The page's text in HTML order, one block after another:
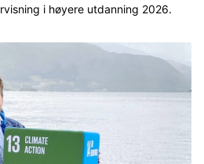
i høyere utdanning 2026.